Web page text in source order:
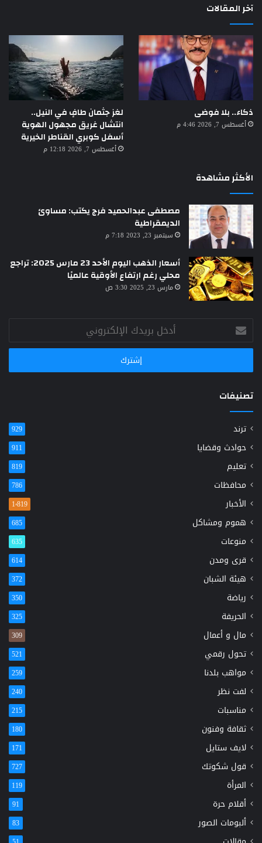
آخر المقالات
ذكاء.. بلا فوضى
أغسطس 7, 2026 4:46 م
لغز جثمان طافٍ في النيل..
انتشال غريق مجهول الهوية
أسفل كوبري القناطر الخيرية
أغسطس 7, 2026 12:18 م
الأكثر مشاهدة
مصطفى عبدالحميد فرج يكتب: مساوئ
الديمقراطية
سبتمبر 23, 2023 7:18 م
أسعار الذهب اليوم الأحد 23 مارس 2025: تراجع
محلي رغم ارتفاع الأوقية عالميًا
مارس 23, 2025 3:30 ص
أدخل
بريدك
الإلكتروني
تصنيفات
ترند 929
حوادث وقضايا 911
تعليم 819
محافظات 786
الأخبار 1٬819
هموم ومشاكل 685
منوعات 635
قرى ومدن 614
هيئة الشبان 372
رياضة 350
الحريفة 325
مال و أعمال 309
تحول رقمي 521
مواهب بلدنا 259
لفت نظر 240
مناسبات 215
ثقافة وفنون 180
لايف ستايل 171
قول شكوتك 727
المرأة 119
أقلام حرة 91
ألبومات الصور 83